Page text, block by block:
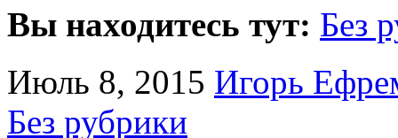
Вы находитесь тут: Без
Июль 8, 2015 Игорь
Без рубрики